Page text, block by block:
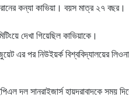
কন্যা কাভিয়া। বয়স মাত্র ২৭ বছর।
দেখা গিয়েছিল কাভিয়াকে।
এর পর নিউইয়র্ক বিশ্ববিদ্যালয়ের
দল সানরাইজার্স হায়দরাবাদকে সময়